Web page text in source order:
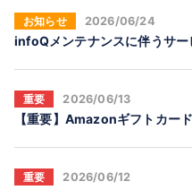
お知らせ 2026/06/24
infoQメンテナンスに伴うサー
重要 2026/06/13
【重要】Amazonギフトカー
重要 2026/06/12